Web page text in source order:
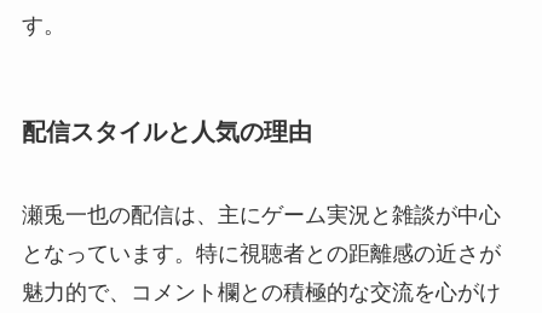
す。
配信スタイルと人気の理由
瀬兎一也の配信は、主にゲーム実況と雑談が中心
となっています。特に視聴者との距離感の近さが
魅力的で、コメント欄との積極的な交流を心がけ